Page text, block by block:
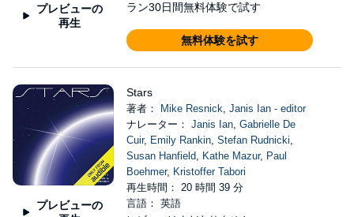
プレビューの
再生
ラン30日間無料体験で試す
無料体験を試す
プレビューの
Stars
著者： Mike Resnick, Janis Ian - editor
ナレーター： Janis Ian, Gabrielle De
Cuir, Emily Rankin, Stefan Rudnicki,
Susan Hanfield, Kathe Mazur, Paul
Boehmer, Kristoffer Tabori
再生時間： 20 時間 39 分
言語： 英語